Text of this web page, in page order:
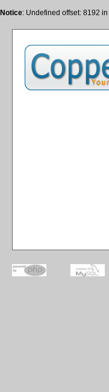
Notice: Undefined offset: 8192 in